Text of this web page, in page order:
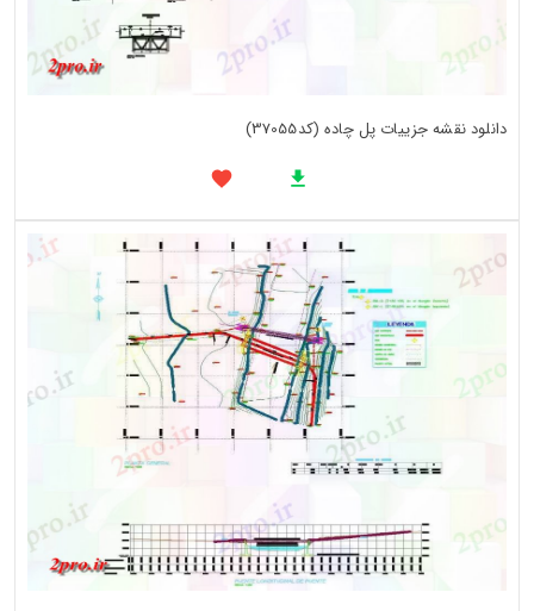
دانلود نقشه جزییات پل چاده (کد37055)